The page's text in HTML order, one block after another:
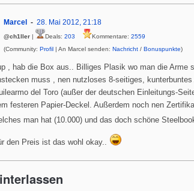
Marcel 28. Mai 2012, 21:18
@ch1ller | Deals: 203 Kommentare: 2559
(Community: Profil | An Marcel senden: Nachricht / Bonuspunkte)
, hab die Box aus.. Billiges Plasik wo man die Arme
muss , nen nutzloses 8-seitiges,
del Toro (außer der deutschen Einleitungs-
festeren Papier-Deckel. Außerdem noch nen
man hat (10.000) und das doch schöne
den Preis ist das wohl okay..